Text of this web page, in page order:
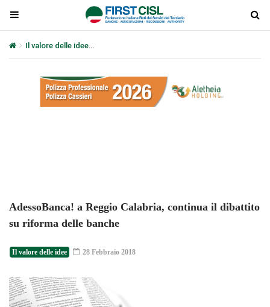
Il valore delle idee
AdessoBanca! a Reggio Calabria, continua il dibattito
su riforma delle banche
Il valore delle idee 28 Febbraio 2018